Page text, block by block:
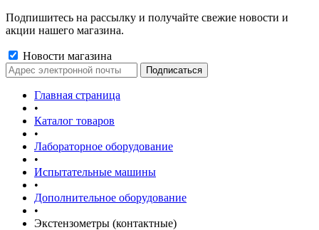
Подпишитесь на рассылку и получайте свежие новости и
акции нашего магазина.
Новости магазина
Главная страница
•
Каталог товаров
•
Лабораторное оборудование
•
Испытательные машины
•
Дополнительное оборудование
•
Экстензометры (контактные)